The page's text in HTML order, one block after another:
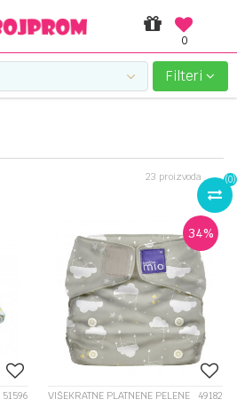
0
PLATI UNICREDIT KARTICOM NA RATE!
(0)
Filteri
23 proizvoda
51596
34%
VIŠEKRATNE PLATNENE PELENE 49182